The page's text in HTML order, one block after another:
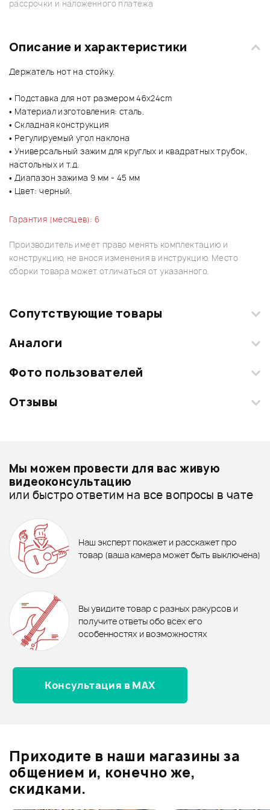
рассрочки и наложенного платежа
Описание и характеристики
Держатель нот на стойку.
• Подставка для нот размером 46х24cm
• Материал изготовления: сталь.
• Складная конструкция
• Регулируемый угол наклона
• Универсальный зажим для круглых и квадратных трубок,
настольных и т.д.
• Диапазон зажима 9 мм - 45 мм
• Цвет: черный.
Гарантия (месяцев): 6
Производитель имеет право менять комплектацию и
конструкцию, не внося изменения в инструкцию. Место
сборки товара может отличаться от указанного.
Сопутствующие товары
ХИТ
790 ₽
ТЮНЕР-МЕТРОНОМ FORCE
TM-03
В корзину
ХИТ
FORCE LS-011
Аналоги
1 130 ₽
Пюпитр Foix P-06HC
В корзину
1 070 ₽ 1 150 ₽
Пюпитр STAGG MUS-A1 BK
Фото пользователей
Загрузите свои фотографии купленного товара и получите
Отзывы
Отзывы
0.0
Оценка5
Оценка4
Оценка1
Пюпитры - дешевле
Пюпитры - дороже
Пюпитры - новинки
Мы можем провести для вас живую
видеоконсультацию
или быстро ответим на все вопросы в чате
Наш эксперт покажет и расскажет про
товар (ваша камера может быть выключена)
Вы увидите товар с разных ракурсов и
получите ответы обо всех его
особенностях и возможностях
Консультация в MAX
Приходите в наши магазины за
общением и, конечно же,
скидками.